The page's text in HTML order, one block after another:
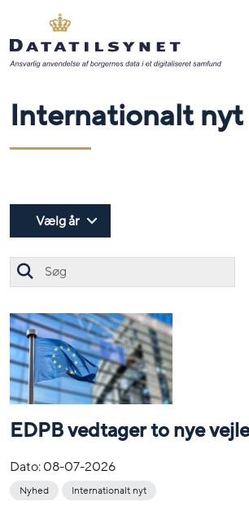
Internationalt nyt
Vælg år
EDPB vedtager to nye
Dato:08-07-2026
Nyhed Internationalt nyt